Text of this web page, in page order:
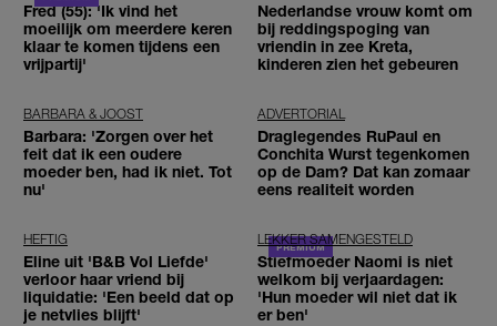
Fred (55): 'Ik vind het
moeilijk om meerdere keren
klaar te komen tijdens een
vrijpartij'
Nederlandse vrouw komt om
bij reddingspoging van
vriendin in zee Kreta,
kinderen zien het gebeuren
BARBARA & JOOST
Barbara: 'Zorgen over het
feit dat ik een oudere
moeder ben, had ik niet. Tot
nu'
ADVERTORIAL
Draglegendes RuPaul en
Conchita Wurst tegenkomen
op de Dam? Dat kan zomaar
eens realiteit worden
HEFTIG
Eline uit 'B&B Vol Liefde'
verloor haar vriend bij
liquidatie: 'Een beeld dat op
je netvlies blijft'
LEKKER SAMENGESTELD
Stiefmoeder Naomi is niet
welkom bij verjaardagen:
'Hun moeder wil niet dat ik
er ben'